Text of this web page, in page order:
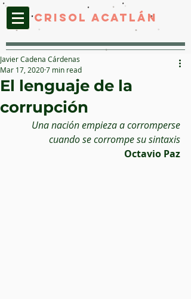
CRISOL ACATLáN
El lenguaje de la
corrupción
Javier Cadena Cárdenas
Mar 17, 20207 min read
Una nación empieza a corromperse
cuando se corrompe su sintaxis
Octavio Paz